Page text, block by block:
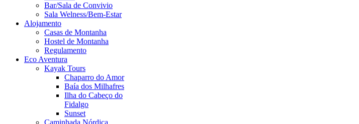
Bar/Sala de Convivio
Sala Welness/Bem-Estar
Alojamento
Casas de Montanha
Hostel de Montanha
Regulamento
Eco Aventura
Kayak Tours
Chaparro do Amor
Baía dos Milhafres
Ilha do Cabeço do
Fidalgo
Sunset
Caminhada Nórdica